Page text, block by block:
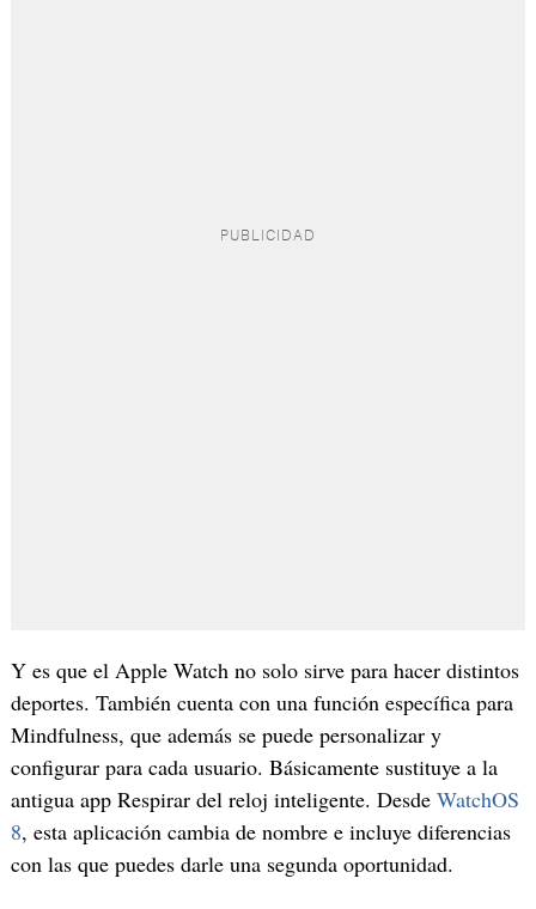
Y es que el Apple Watch no solo sirve para hacer distintos
deportes. También cuenta con una función específica para
Mindfulness, que además se puede personalizar y
configurar para cada usuario. Básicamente sustituye a la
antigua app Respirar del reloj inteligente. Desde WatchOS
8, esta aplicación cambia de nombre e incluye diferencias
con las que puedes darle una segunda oportunidad.